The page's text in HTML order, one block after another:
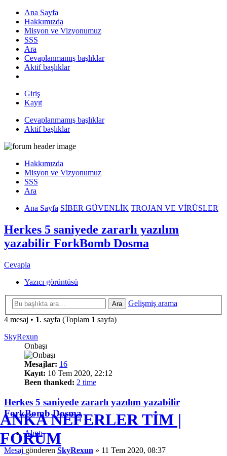
Ana Sayfa
Hakkımızda
Misyon ve Vizyonumuz
SSS
Ara
Cevaplanmamış başlıklar
Aktif başlıklar
Giriş
Kayıt
Cevaplanmamış başlıklar
Aktif başlıklar
ANKA NEFERLER TİM |
FORUM
Hakkımızda
Misyon ve Vizyonumuz
SSS
Ara
Ana Sayfa SİBER GÜVENLİK TROJAN VE VİRÜSLER
Herkes 5 saniyede zararlı yazılım
yazabilir ForkBomb Dosma
Cevapla
Yazıcı görüntüsü
Ara
Gelişmiş arama
4 mesaj • 1. sayfa (Toplam 1 sayfa)
SkyRexun
Onbaşı
Mesajlar: 16
Kayıt: 10 Tem 2020, 22:12
Been thanked: 2 time
Herkes 5 saniyede zararlı yazılım yazabilir
ForkBomb Dosma
Alıntı
Mesaj gönderen SkyRexun » 11 Tem 2020, 08:37